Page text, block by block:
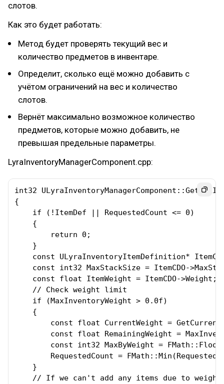
слотов.
Как это будет работать:
Метод будет проверять текущий вес и
количество предметов в инвентаре.
Определит, сколько ещё можно добавить с
учётом ограничений на вес и количество
слотов.
Вернёт максимально возможное количество
предметов, которые можно добавить, не
превышая предельные параметры.
LyraInventoryManagerComponent.cpp:
int32
{
    if (!ItemDef || RequestedCount <= 0)
    {
        return 0;
    }
const ULyraInventoryItemDefinition*
const int32 MaxStackSize = ItemCDO-
    const float ItemWeight = ItemCDO->Weight;
    // Check weight limit
    if (MaxInventoryWeight > 0.0f)
    {
const float CurrentWeight =
const float RemainingWeight =
const int32 MaxByWeight =
RequestedCount =
    }
// If we can't add any items due to